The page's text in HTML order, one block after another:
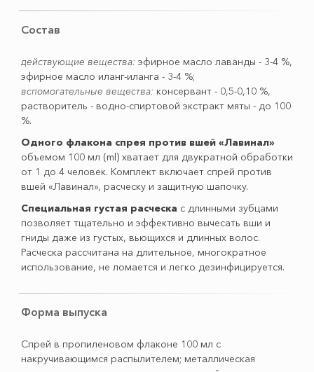
Состав
действующие вещества: эфирное масло лаванды - 3-4 %,
эфирное масло иланг-иланга - 3-4 %;
вспомогательные вещества: консервант - 0,5-0,10 %,
растворитель - водно-спиртовой экстракт мяты - до 100
%.
Одного флакона спрея против вшей «Лавинал»
объемом 100 мл (ml) хватает для двукратной обработки
от 1 до 4 человек. Комплект включает спрей против
вшей «Лавинал», расческу и защитную шапочку.
Специальная густая расческа с длинными зубцами
позволяет тщательно и эффективно вычесать вши и
гниды даже из густых, вьющихся и длинных волос.
Расческа рассчитана на длительное, многократное
использование, не ломается и легко дезинфицируется.
Форма выпуска
Спрей в пропиленовом флаконе 100 мл с
накручивающимся распылителем; металлическая